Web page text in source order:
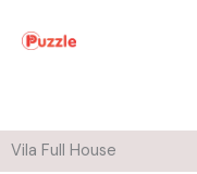
Vila Full House